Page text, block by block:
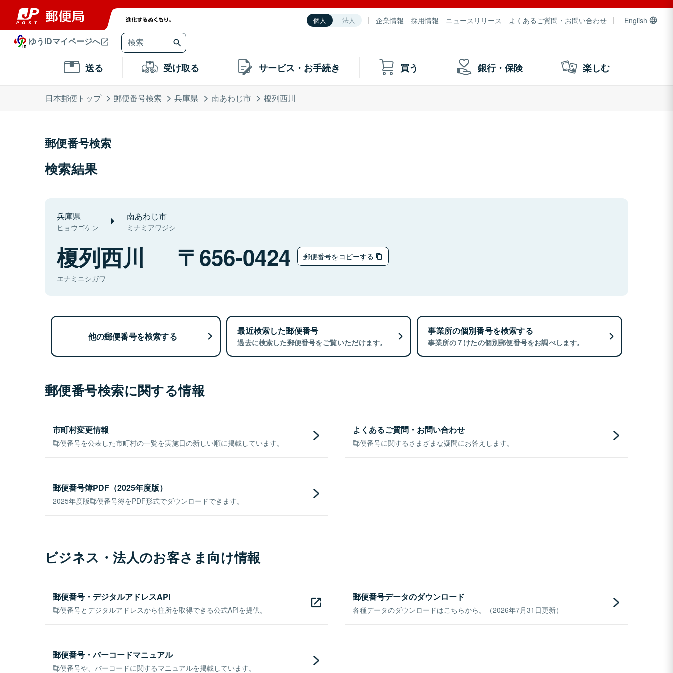
個人 法人 企業情報 採用情報 ニュースリリース よくあるご質問・お問い合わせ English
ゆうIDマイページへ
送る 受け取る サービス・お手続き 買う 銀行・保険 楽しむ
日本郵便トップ 郵便番号検索 兵庫県 南あわじ市 榎列西川
郵便番号検索
検索結果
兵庫県
ヒョウゴケン
南あわじ市
ミナミアワジシ
榎列西川
エナミニシガワ
656-0424 郵便番号をコピーする
他の郵便番号を検索する 最近検索した郵便番号
過去に検索した郵便番号をご覧いただけます。
事業所の個別番号を検索する
事業所の７けたの個別郵便番号をお調べします。
郵便番号検索に関する情報
市町村変更情報
郵便番号を公表した市町村の一覧を実施日の新しい順に掲載しています。
よくあるご質問・お問い合わせ
郵便番号に関するさまざまな疑問にお答えします。
郵便番号簿PDF（2025年度版）
2025年度版郵便番号簿をPDF形式でダウンロードできます。
ビジネス・法人のお客さま向け情報
郵便番号・デジタルアドレスAPI
郵便番号とデジタルアドレスから住所を取得できる公式APIを提供。
郵便番号データのダウンロード
各種データのダウンロードはこちらから。（2026年7月31日更新）
郵便番号・バーコードマニュアル
郵便番号や、バーコードに関するマニュアルを掲載しています。